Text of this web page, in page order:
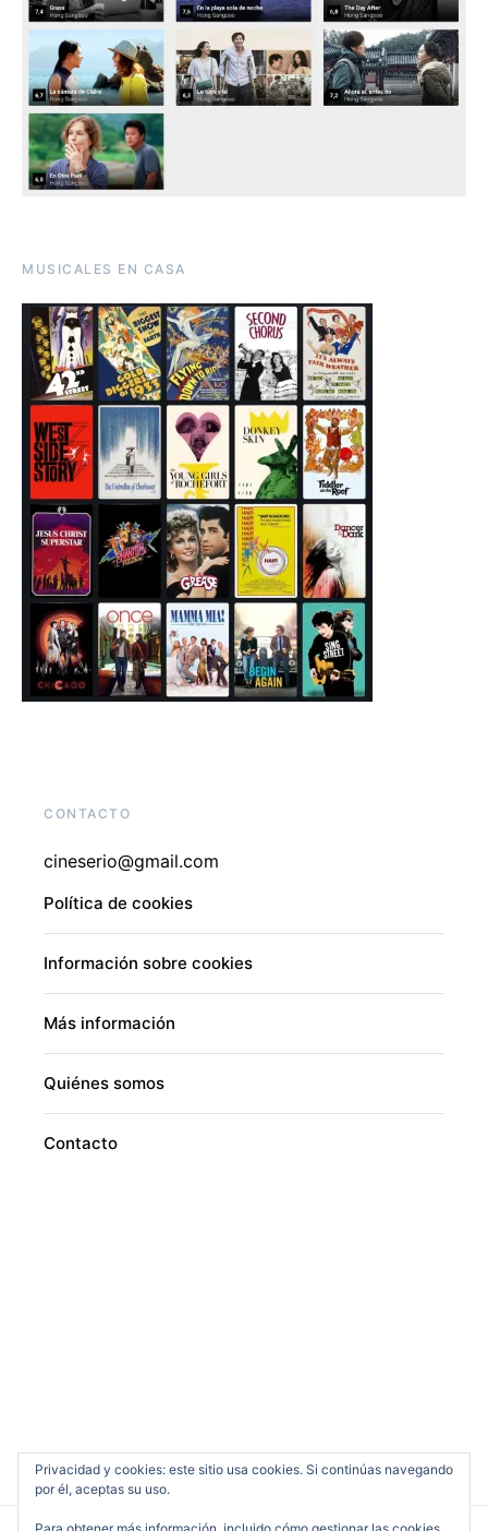
MUSICALES EN CASA
CONTACTO
cineserio@gmail.com
Política de cookies
Información sobre cookies
Más información
Quiénes somos
Contacto
Privacidad y cookies: este sitio usa cookies. Si continúas navegando
por él, aceptas su uso.